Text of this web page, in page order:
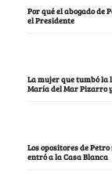
Por qué el abogado de
el Presidente
La mujer que tumbó la
María del Mar Pizarro
Los opositores de
entró a la Casa Blanca